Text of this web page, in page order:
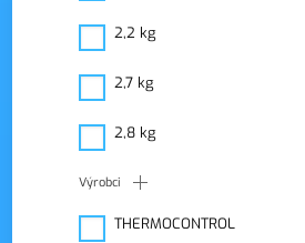
2,2 kg
2,7 kg
2,8 kg
Výrobci
THERMOCONTROL